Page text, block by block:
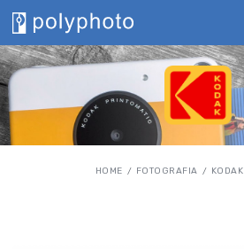
HOME FOTOGRAFIA KODAK